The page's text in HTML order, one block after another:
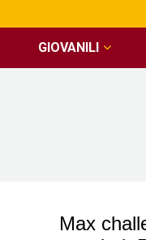
GIOVANILI